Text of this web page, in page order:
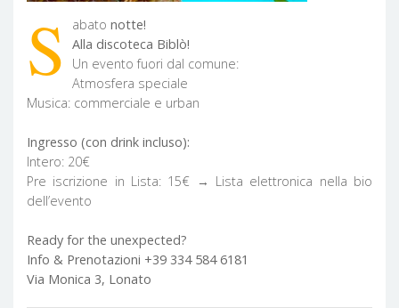
S abato notte!
Alla discoteca Biblò!
Un evento fuori dal comune:
Atmosfera speciale
Musica: commerciale e urban
Ingresso (con drink incluso):
Intero: 20€
Pre iscrizione in Lista: 15€ → Lista elettronica nella bio
dell’evento
Ready for the unexpected?
Info & Prenotazioni +39 334 584 6181
Via Monica 3, Lonato